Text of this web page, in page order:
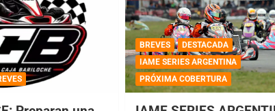
BREVES
DESTACADA
IAME SERIES ARGENTINA
PRÓXIMA COBERTURA